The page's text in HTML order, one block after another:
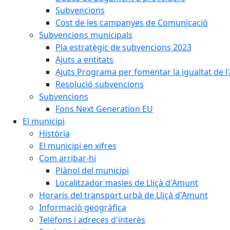
Subvencions
Cost de les campanyes de Comunicació
Subvencions municipals
Pla estratègic de subvencions 2023
Ajuts a entitats
Ajuts Programa per fomentar la igualtat de
Resolució subvencions
Subvencions
Fons Next Generation EU
El municipi
Història
El municipi en xifres
Com arribar-hi
Plànol del municipi
Localitzador masies de Lliçà d'Amunt
Horaris del transport urbà de Lliçà d'Amunt
Informació geogràfica
Telèfons i adreces d'interès